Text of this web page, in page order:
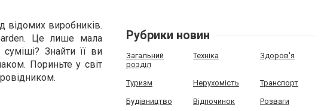
відомих виробників.
Це лише мала
Знайти її ви
Пориньте у світ
Рубрики новин
Загальний
розділ
Техніка Здоров'я
Туризм Нерухомість Транспорт
Будівництво Відпочинок Розваги